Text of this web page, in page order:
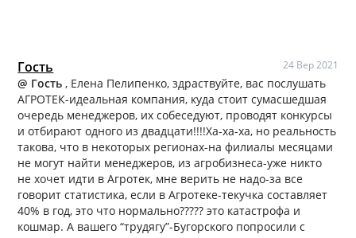
Гость 24 Вер 2021
@ Гость, Елена Пелипенко, здраствуйте, вас послушать
АГРОТЕК-идеальная компания, куда стоит сумасшедшая
очередь менеджеров, их собеседуют, проводят конкурсы
и отбирают одного из двадцати!!!!Ха-ха-ха, но реальность
такова, что в некоторых регионах-на филиалы месяцами
не могут найти менеджеров, из агробизнеса-уже никто
не хочет идти в Агротек, мне верить не надо-за все
говорит статистика, если в Агротеке-текучка составляет
40% в год, это что нормально????? это катастрофа и
кошмар. А вашего “трудягу”-Бугорского попросили с